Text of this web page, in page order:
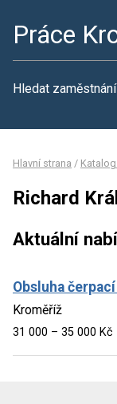
Práce
Hledat zaměstnání
Hlavní strana /
Richard
Aktuální
Obsluha
Kroměříž
31 000 – 35 000 Kč